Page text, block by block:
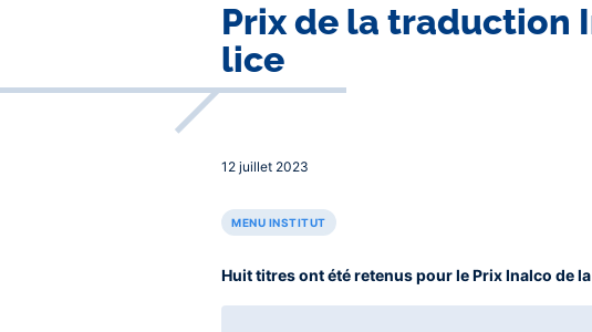
Prix de la traduction
lice
12 juillet 2023
MENU INSTITUT
Huit titres ont été retenus pour le Prix Inalco de